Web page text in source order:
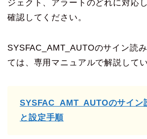
ジェクト、アラートのどれに対応
確認してください。
SYSFAC_AMT_AUTOのサイン読
ては、専用マニュアルで解説してい
SYSFAC_AMT_AUTOのサイン
と設定手順